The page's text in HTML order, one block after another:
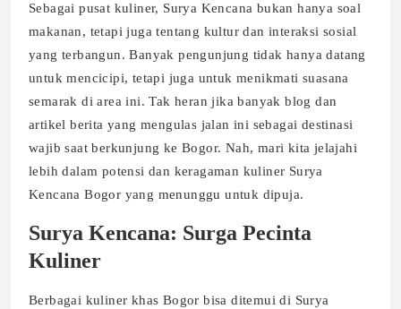
Sebagai pusat kuliner, Surya Kencana bukan hanya soal
makanan, tetapi juga tentang kultur dan interaksi sosial
yang terbangun. Banyak pengunjung tidak hanya datang
untuk mencicipi, tetapi juga untuk menikmati suasana
semarak di area ini. Tak heran jika banyak blog dan
artikel berita yang mengulas jalan ini sebagai destinasi
wajib saat berkunjung ke Bogor. Nah, mari kita jelajahi
lebih dalam potensi dan keragaman kuliner Surya
Kencana Bogor yang menunggu untuk dipuja.
Surya Kencana: Surga Pecinta
Kuliner
Berbagai kuliner khas Bogor bisa ditemui di Surya